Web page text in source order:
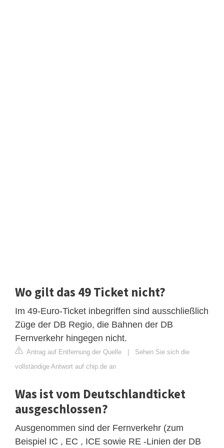
Wo gilt das 49 Ticket nicht?
Im 49-Euro-Ticket inbegriffen sind ausschließlich
Züge der DB Regio, die Bahnen der DB
Fernverkehr hingegen nicht.
Antrag auf Entfernung der Quelle | Sehen Sie sich die
vollständige Antwort auf chip.de an
Was ist vom Deutschlandticket
ausgeschlossen?
Ausgenommen sind der Fernverkehr (zum
Beispiel IC , EC , ICE sowie RE -Linien der DB